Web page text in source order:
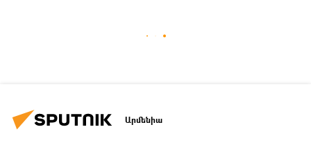
Արմենիա